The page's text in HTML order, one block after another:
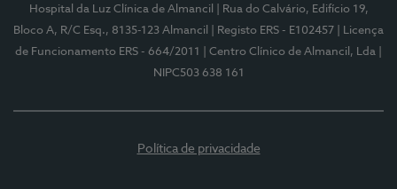
Hospital da Luz Clínica de Almancil
| Rua do Calvário, Edifício 19,
Bloco A, R/C Esq., 8135-123 Almancil
| Registo ERS - E102457
| Licença
de Funcionamento ERS - 664/2011
| Centro Clínico de Almancil, Lda
NIPC503 638 161
Política de privacidade